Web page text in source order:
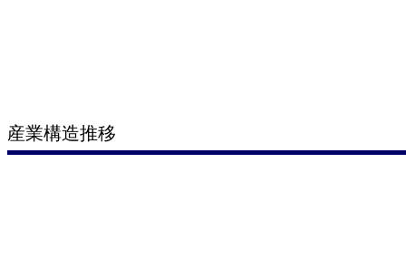
産業構造推移